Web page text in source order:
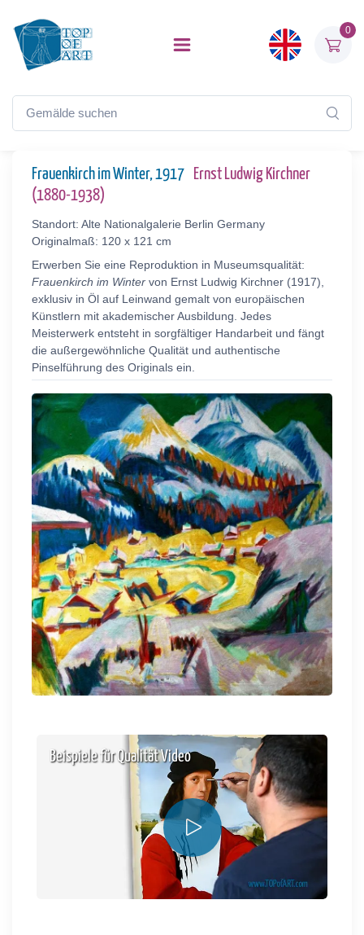
0
Frauenkirch im Winter, 1917
Ernst Ludwig Kirchner
(1880-1938)
Standort: Alte Nationalgalerie Berlin Germany
Originalmaß: 120 x 121 cm
Erwerben Sie eine Reproduktion in Museumsqualität:
Frauenkirch im Winter von Ernst Ludwig Kirchner (1917),
exklusiv in Öl auf Leinwand gemalt von europäischen
Künstlern mit akademischer Ausbildung. Jedes
Meisterwerk entsteht in sorgfältiger Handarbeit und fängt
die außergewöhnliche Qualität und authentische
Pinselführung des Originals ein.
Beispiele für Qualität Video